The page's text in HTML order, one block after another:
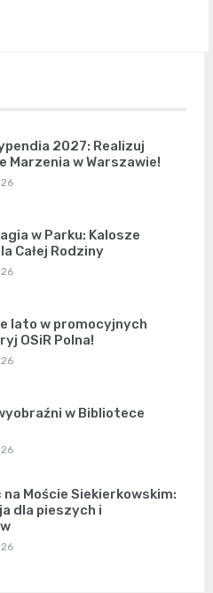
2027: Realizuj
w Warszawie!
w Parku: Kalosze
Całej Rodziny
lato w promocyjnych
OSiR Polna!
w Bibliotece
na Moście Siekierkowskim:
dla pieszych i